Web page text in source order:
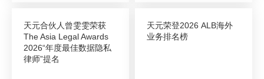
天元合伙人曾雯雯荣获
The Asia Legal Awards
2026“年度最佳数据隐私
律师”提名
天元荣登2026 ALB海外
业务排名榜